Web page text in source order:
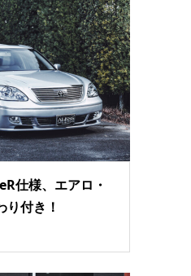
仕様、エアロ・
り付き！